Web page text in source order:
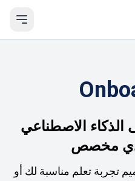
الاصطناعي
مخصص
تجربة تعلم مناسبة لك أو